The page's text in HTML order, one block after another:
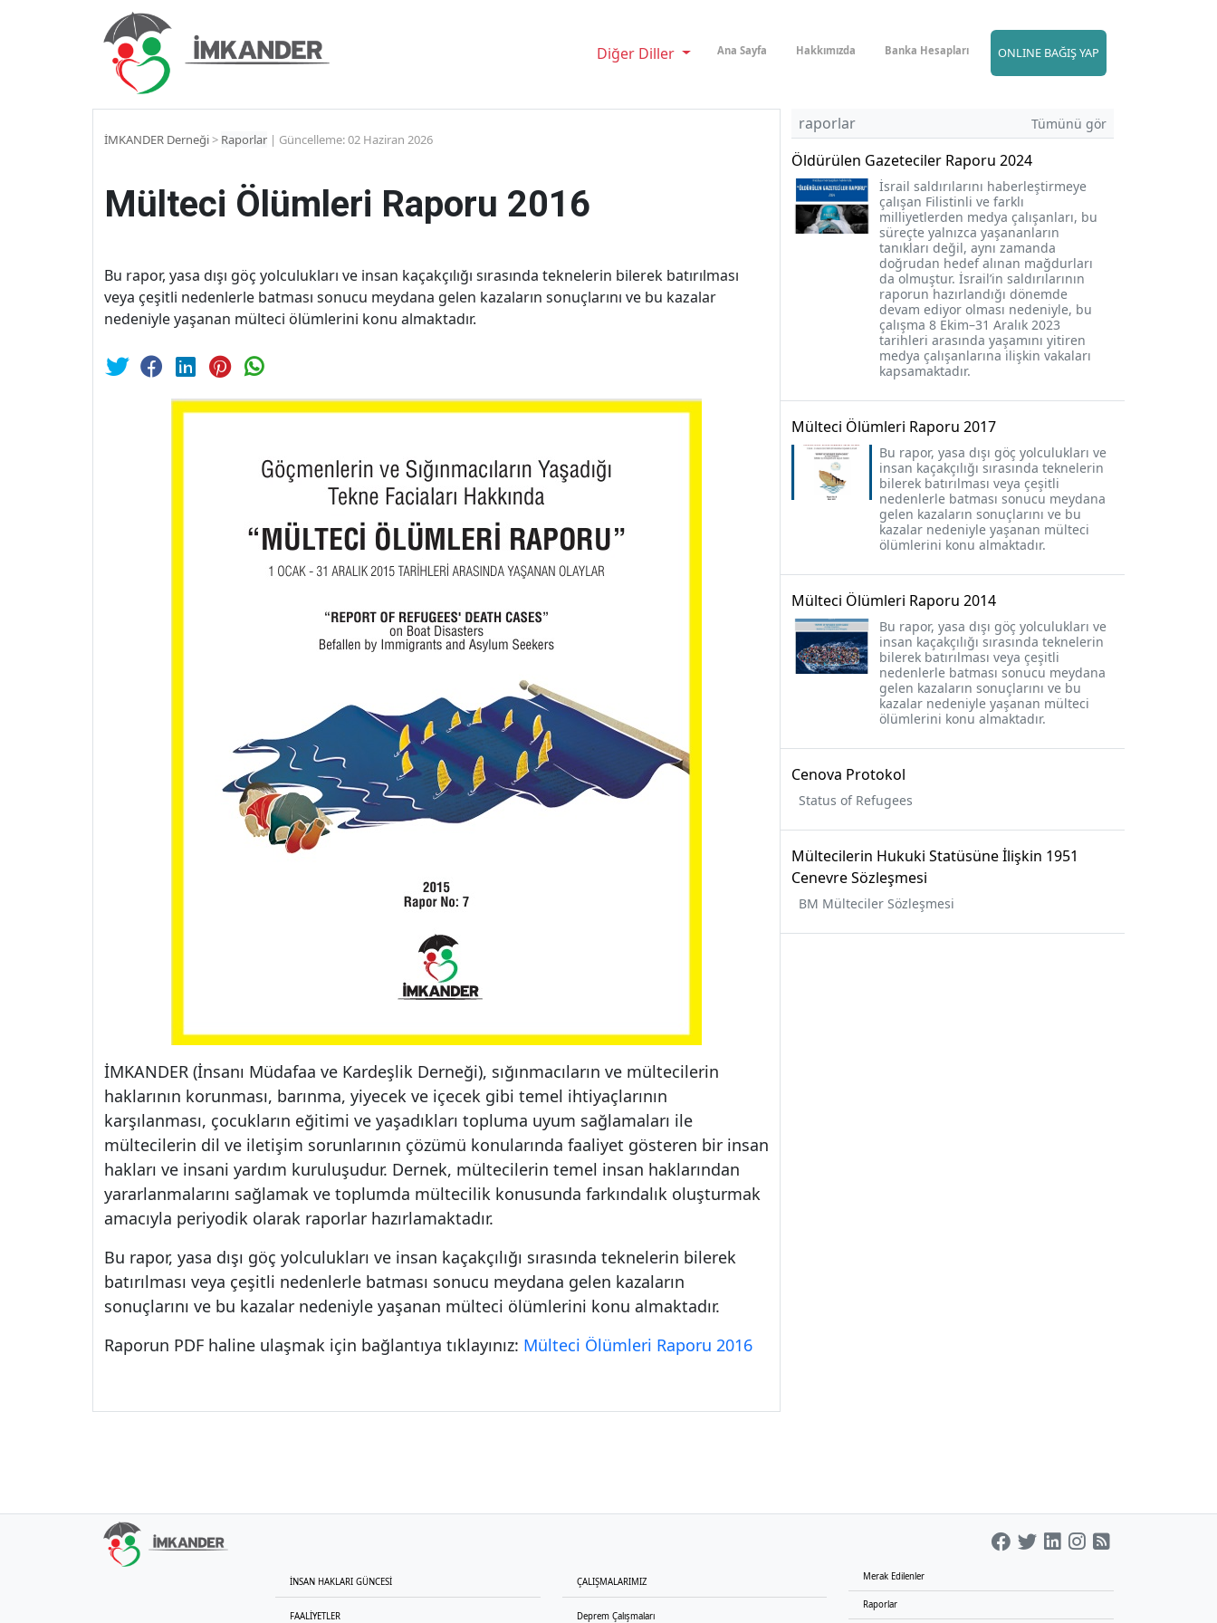
Diğer Diller Ana Sayfa Hakkımızda Banka Hesapları ONLINE BAĞIŞ YAP
İMKANDER Derneği> Raporlar | Güncelleme: 02 Haziran 2026
Mülteci Ölümleri Raporu 2016
Bu rapor, yasa dışı göç yolculukları ve insan kaçakçılığı sırasında teknelerin bilerek batırılması
veya çeşitli nedenlerle batması sonucu meydana gelen kazaların sonuçlarını ve bu kazalar
nedeniyle yaşanan mülteci ölümlerini konu almaktadır.
İMKANDER (İnsanı Müdafaa ve Kardeşlik Derneği), sığınmacıların ve mültecilerin
haklarının korunması, barınma, yiyecek ve içecek gibi temel ihtiyaçlarının
karşılanması, çocukların eğitimi ve yaşadıkları topluma uyum sağlamaları ile
mültecilerin dil ve iletişim sorunlarının çözümü konularında faaliyet gösteren bir insan
hakları ve insani yardım kuruluşudur. Dernek, mültecilerin temel insan haklarından
yararlanmalarını sağlamak ve toplumda mültecilik konusunda farkındalık oluşturmak
amacıyla periyodik olarak raporlar hazırlamaktadır.
Bu rapor, yasa dışı göç yolculukları ve insan kaçakçılığı sırasında teknelerin bilerek
batırılması veya çeşitli nedenlerle batması sonucu meydana gelen kazaların
sonuçlarını ve bu kazalar nedeniyle yaşanan mülteci ölümlerini konu almaktadır.
Raporun PDF haline ulaşmak için bağlantıya tıklayınız: Mülteci Ölümleri Raporu 2016
raporlar Tümünü gör
Öldürülen Gazeteciler Raporu 2024
İsrail saldırılarını haberleştirmeye
çalışan Filistinli ve farklı
milliyetlerden medya çalışanları, bu
süreçte yalnızca yaşananların
tanıkları değil, aynı zamanda
doğrudan hedef alınan mağdurları
da olmuştur. İsrail’in saldırılarının
raporun hazırlandığı dönemde
devam ediyor olması nedeniyle, bu
çalışma 8 Ekim–31 Aralık 2023
tarihleri arasında yaşamını yitiren
medya çalışanlarına ilişkin vakaları
kapsamaktadır.
Mülteci Ölümleri Raporu 2017
Bu rapor, yasa dışı göç yolculukları ve
insan kaçakçılığı sırasında teknelerin
bilerek batırılması veya çeşitli
nedenlerle batması sonucu meydana
gelen kazaların sonuçlarını ve bu
kazalar nedeniyle yaşanan mülteci
ölümlerini konu almaktadır.
Mülteci Ölümleri Raporu 2014
Bu rapor, yasa dışı göç yolculukları ve
insan kaçakçılığı sırasında teknelerin
bilerek batırılması veya çeşitli
nedenlerle batması sonucu meydana
gelen kazaların sonuçlarını ve bu
kazalar nedeniyle yaşanan mülteci
ölümlerini konu almaktadır.
Cenova Protokol
Status of Refugees
Mültecilerin Hukuki Statüsüne İlişkin 1951
Cenevre Sözleşmesi
BM Mülteciler Sözleşmesi
İNSAN HAKLARI GÜNCESİ
FAALİYETLER
ÇALIŞMALARIMIZ
Deprem Çalışmaları
Merak Edilenler
Raporlar